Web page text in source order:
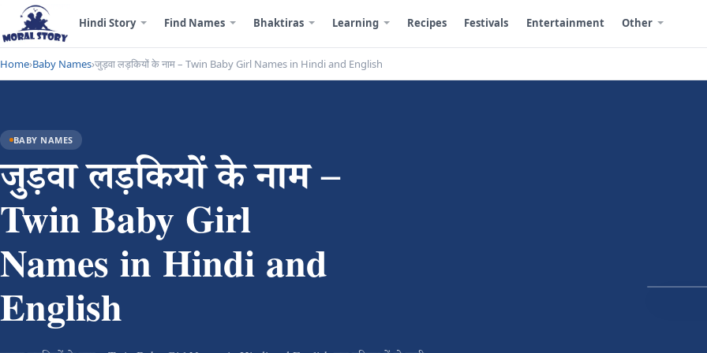
Hindi Story Find Names Bhaktiras Learning Recipes Festivals Entertainment Other
Home›Baby Names›जुड़वा लड़कियों के नाम – Twin Baby Girl Names in Hindi and English
BABY NAMES
जुड़वा लड़कियों के नाम –
Twin Baby Girl
Names in Hindi and
English